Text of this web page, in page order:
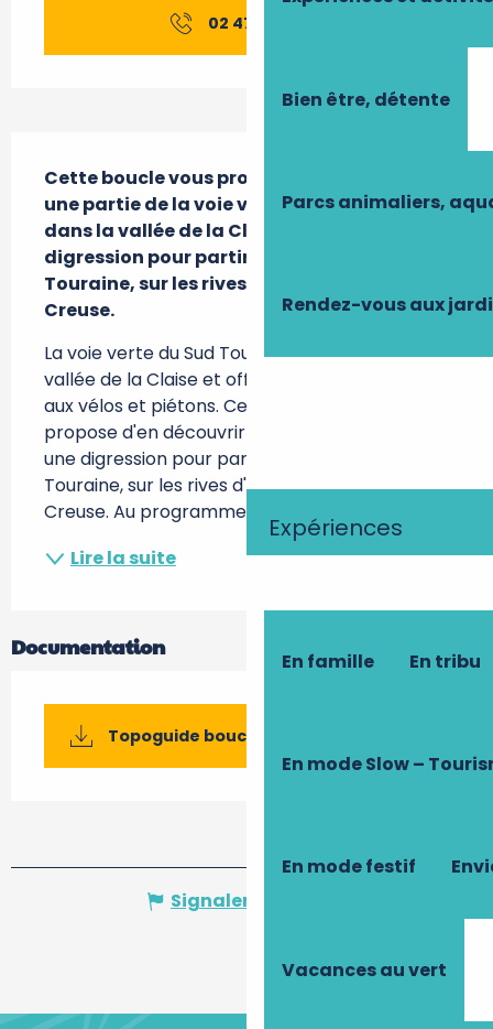
Bien être, détente
Parcs animaliers,
Rendez-vous aux
Expériences
En famille En tribu
En mode Slow –
En mode festif
Vacances au vert
02 47 91 82
Cette boucle vous propose d'en découvrir
une partie de la voie verte du Sud Touraine,
dans la vallée de la Claise, et de faire une
digression pour partir aux confins de la
Touraine, sur les rives d'une autre rivière, la
Creuse.
La voie verte du Sud Touraine serpente dans la
vallée de la Claise et offre un parcours réservé
aux vélos et piétons. Cette boucle vous
propose d'en découvrir une partie et de faire
une digression pour partir aux confins de la
Touraine, sur les rives d'une autre rivière, la
Creuse. Au programme :...
Lire la suite
Documentation
Topoguide boucle vélo n°64
Signaler une erreur